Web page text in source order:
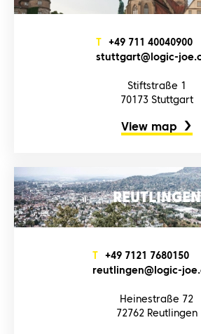
T +4‌9‌ 7‌1‌1‌ 4‌0‌0‌4‌0‌9‌0‌0‌
s‌t‌u‌t‌t‌g‌a‌r‌t‌@l‌o‌g‌i‌c‌-
Stiftstraße 1
70173 Stuttgart
View map
REUTLINGEN
T +4‌9‌ 7‌1‌2‌1‌ 7‌6‌8‌0‌1‌5‌0‌
r‌e‌u‌t‌l‌i‌n‌g‌e‌n‌@l‌o‌g‌i‌c‌-
Heinestraße 72
72762 Reutlingen